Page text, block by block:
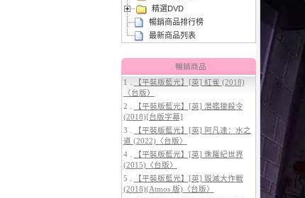
4.【平裝版藍光】[英] 太空超人
(2026)[台版字幕]
精選DVD
暢銷商品排行榜
最新商品列表
暢銷商品
1 .
【平裝版藍光】[英] 紅雀 (2018)
〈台版〉
2 .
【平裝版藍光】[英] 潛艦獵殺令
(2018)[台版字幕]
3 .
【平裝版藍光】[英] 阿凡達：水之
道 (2022)〈台版〉
4 .
【平裝版藍光】[英] 侏羅紀世界
(2015)〈台版〉
5 .
【平裝版藍光】[英] 毀滅大作戰
(2018)(Atmos 版)〈台版〉